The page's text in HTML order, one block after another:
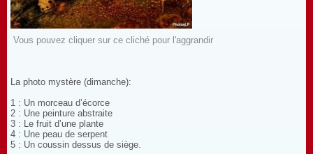
Vous pouvez cliquer sur ce cliché pour l'aggrandir
La photo mystère (dimanche):
1 : Un morceau d’écorce
2 : Une peinture abstraite
3 : Le fruit d’une plante
4 : Une peau de serpent
5 : Un coussin dessus de siège.